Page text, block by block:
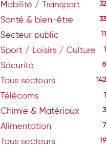
Mobilité / Transport 32
Santé & bien-être 33
Secteur public 11
Sport / Loisirs / Culture 1
Sécurité 8
Tous secteurs 142
Télécoms 1
Chimie & Matériaux 3
Alimentation 7
Tous secteurs 19